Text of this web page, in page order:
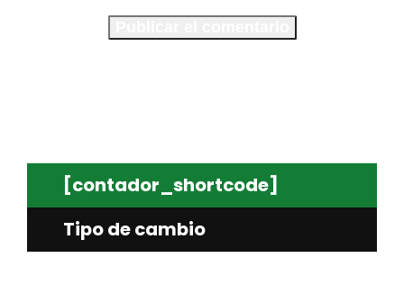
[contador_shortcode]
Tipo de cambio